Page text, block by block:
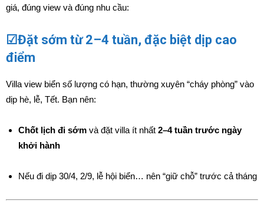
giá, đúng view và đúng nhu cầu:
☑Đặt sớm từ 2–4 tuần, đặc biệt dịp cao
điểm
Villa view biển số lượng có hạn, thường xuyên “cháy phòng” vào
dịp hè, lễ, Tết. Bạn nên:
Chốt lịch đi sớm và đặt villa ít nhất 2–4 tuần trước ngày
khởi hành
Nếu đi dịp 30/4, 2/9, lễ hội biển… nên “giữ chỗ” trước cả tháng